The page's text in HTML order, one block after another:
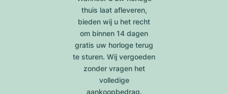
thuis laat afleveren,
bieden wij u het recht
om binnen 14 dagen
gratis uw horloge terug
te sturen. Wij vergoeden
zonder vragen het
volledige
aankoopbedrag.